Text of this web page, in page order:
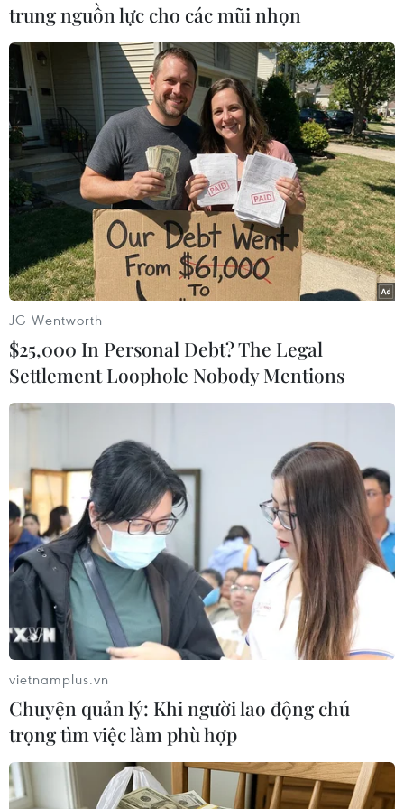
#Sân bay #Trung Quốc #Biển Đông
#Hoàng Sa
#Trường Sa
#Đảo Phú Lâm
#Chuyến bay thuê bao dân dụng
Theo dõi VietnamPlus
TIN LIÊN QUAN
Mỹ: Trung Quốc có thể phát động năng
lực tấn công ở Trường Sa
trung nguồn lực cho các mũi nhọn
JG Wentworth
$25,000 In Personal Debt? The Legal
Settlement Loophole Nobody Mentions
vietnamplus.vn
Chuyện quản lý: Khi người lao động chú
trọng tìm việc làm phù hợp